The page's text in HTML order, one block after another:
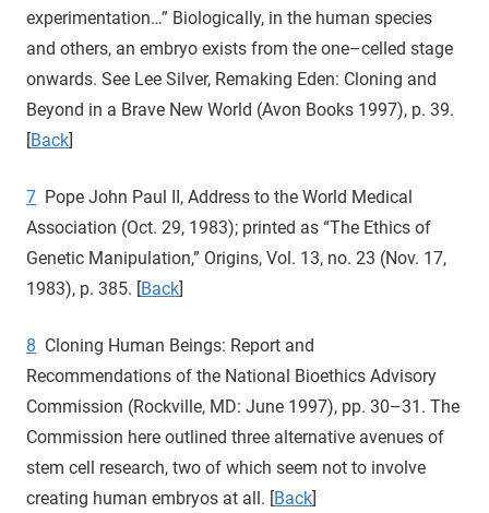
experimentation…” Biologically, in the human species
and others, an embryo exists from the one–celled stage
onwards. See Lee Silver, Remaking Eden: Cloning and
Beyond in a Brave New World (Avon Books 1997), p. 39.
[Back]
7 Pope John Paul II, Address to the World Medical
Association (Oct. 29, 1983); printed as “The Ethics of
Genetic Manipulation,” Origins, Vol. 13, no. 23 (Nov. 17,
1983), p. 385. [Back]
8 Cloning Human Beings: Report and
Recommendations of the National Bioethics Advisory
Commission (Rockville, MD: June 1997), pp. 30–31. The
Commission here outlined three alternative avenues of
stem cell research, two of which seem not to involve
creating human embryos at all. [Back]